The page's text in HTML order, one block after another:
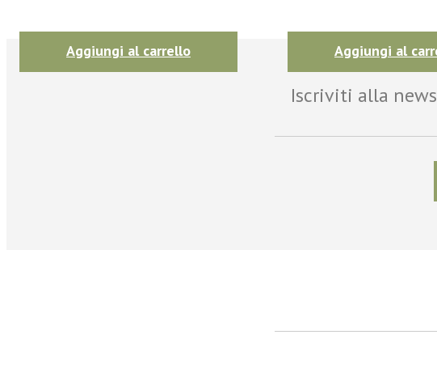
Aggiungi al carrello Aggiungi al
Iscriviti alla